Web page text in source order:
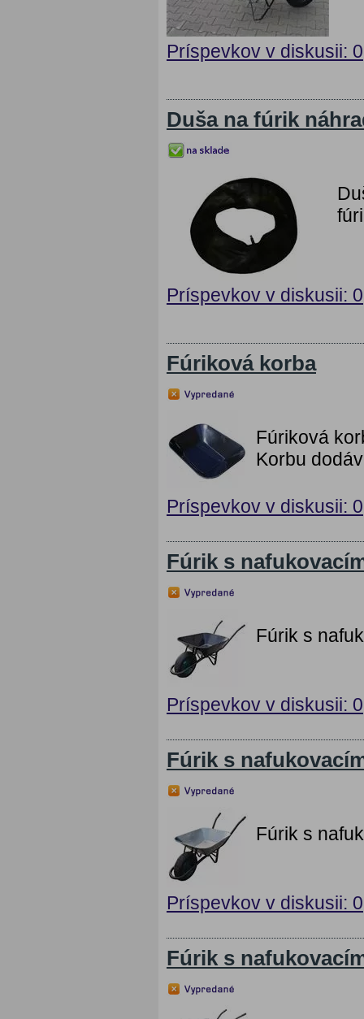
Príspevkov v diskusii: 0
Duša na fúrik
Príspevkov v diskusii: 0
Fúriková korba
Fúriková
Korbu
Príspevkov v diskusii: 0
Fúrik s
Fúrik s
Príspevkov v diskusii: 0
Fúrik s
Fúrik s
Príspevkov v diskusii: 0
Fúrik s